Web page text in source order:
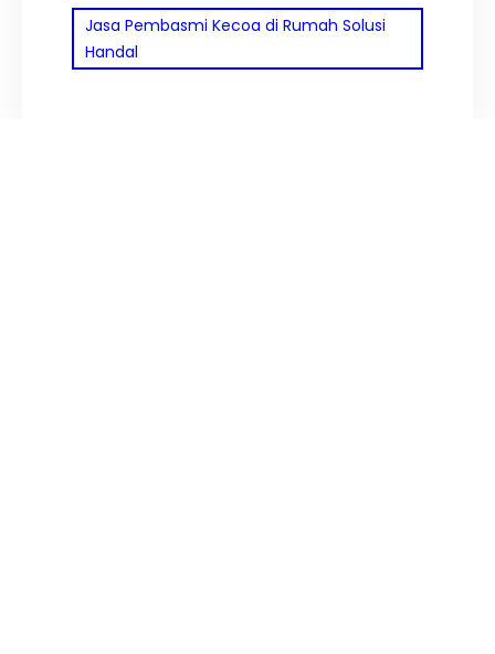
Jasa Pembasmi Kecoa di Rumah Solusi
Handal